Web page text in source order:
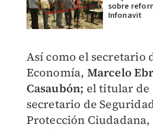
sobre
Infonavit
Así como el secretario
Economía, Marcelo
Casaubón; el titular de
secretario de
Protección Ciudadana,